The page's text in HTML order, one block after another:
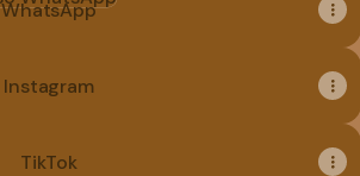
WhatsApp
Instagram
TikTok